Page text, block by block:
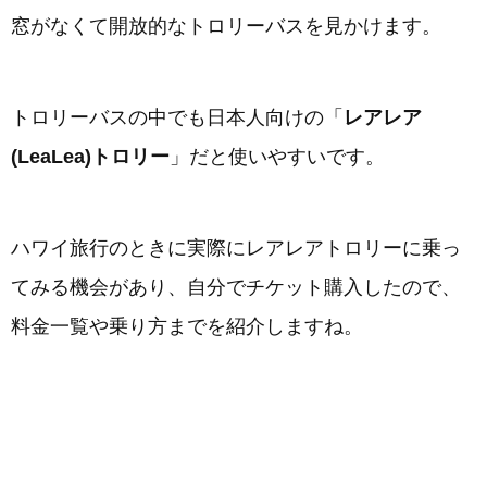
窓がなくて開放的なトロリーバスを見かけます。
トロリーバスの中でも日本人向けの「 レアレア
(LeaLea)トロリー 」だと使いやすいです。
ハワイ旅行のときに実際にレアレアトロリーに乗っ
てみる機会があり、自分でチケット購入したので、
料金一覧や乗り方までを紹介しますね。